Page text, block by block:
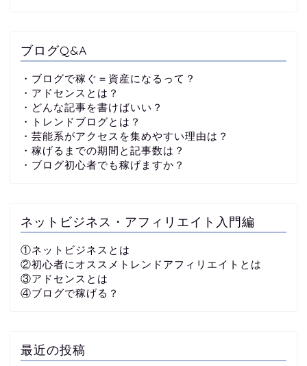
ブログQ&A
・ブログで稼ぐ＝資産になるって？
・アドセンスとは？
・どんな記事を書けばいい？
・トレンドブログとは？
・芸能系がアクセスを集めやすい理由は？
・稼げるまでの期間と記事数は？
・ブログ初心者でも稼げますか？
ネットビジネス・アフィリエイト入門編
①ネットビジネスとは
②初心者にオススメトレンドアフィリエイトとは
③アドセンスとは
④ブログで稼げる？
最近の投稿